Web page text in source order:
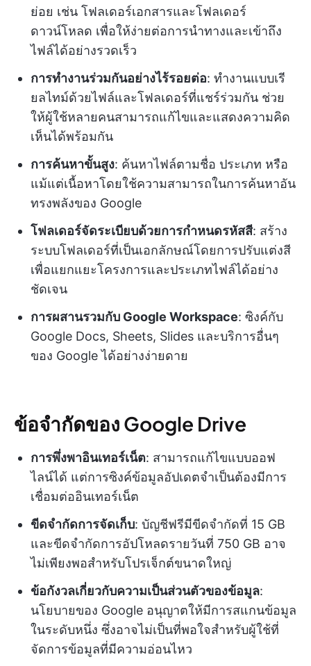
ย่อย เช่น โฟลเดอร์เอกสารและโฟลเดอร์
ดาวน์โหลด เพื่อให้ง่ายต่อการนำทางและเข้าถึง
ไฟล์ได้อย่างรวดเร็ว
การทำงานร่วมกันอย่างไร้รอยต่อ: ทำงานแบบเรี
ยลไทม์ด้วยไฟล์และโฟลเดอร์ที่แชร์ร่วมกัน ช่วย
ให้ผู้ใช้หลายคนสามารถแก้ไขและแสดงความคิด
เห็นได้พร้อมกัน
การค้นหาขั้นสูง: ค้นหาไฟล์ตามชื่อ ประเภท หรือ
แม้แต่เนื้อหาโดยใช้ความสามารถในการค้นหาอัน
ทรงพลังของ Google
โฟลเดอร์จัดระเบียบด้วยการกำหนดรหัสสี: สร้าง
ระบบโฟลเดอร์ที่เป็นเอกลักษณ์โดยการปรับแต่งสี
เพื่อแยกแยะโครงการและประเภทไฟล์ได้อย่าง
ชัดเจน
การผสานรวมกับ Google Workspace: ซิงค์กับ
Google Docs, Sheets, Slides และบริการอื่นๆ
ของ Google ได้อย่างง่ายดาย
ข้อจำกัดของ Google Drive
การพึ่งพาอินเทอร์เน็ต: สามารถแก้ไขแบบออฟ
ไลน์ได้ แต่การซิงค์ข้อมูลอัปเดตจำเป็นต้องมีการ
เชื่อมต่ออินเทอร์เน็ต
ขีดจำกัดการจัดเก็บ: บัญชีฟรีมีขีดจำกัดที่ 15 GB
และขีดจำกัดการอัปโหลดรายวันที่ 750 GB อาจ
ไม่เพียงพอสำหรับโปรเจ็กต์ขนาดใหญ่
ข้อกังวลเกี่ยวกับความเป็นส่วนตัวของข้อมูล:
นโยบายของ Google อนุญาตให้มีการสแกนข้อมูล
ในระดับหนึ่ง ซึ่งอาจไม่เป็นที่พอใจสำหรับผู้ใช้ที่
จัดการข้อมูลที่มีความอ่อนไหว